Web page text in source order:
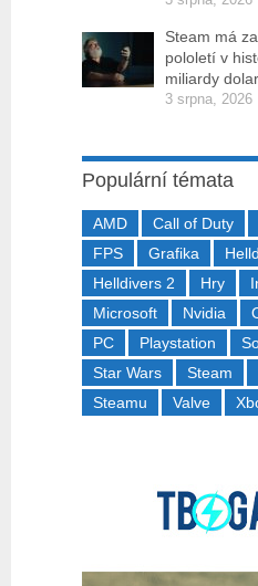
Steam má
pololetí v
miliardy
3 srpna, 2026
Populární témata
AMD Call of Duty
FPS
Grafika
Helldivers 2
Hry
Microsoft
Nvidia
PC
Playstation
Star Wars
Steam
Steamu
Valve